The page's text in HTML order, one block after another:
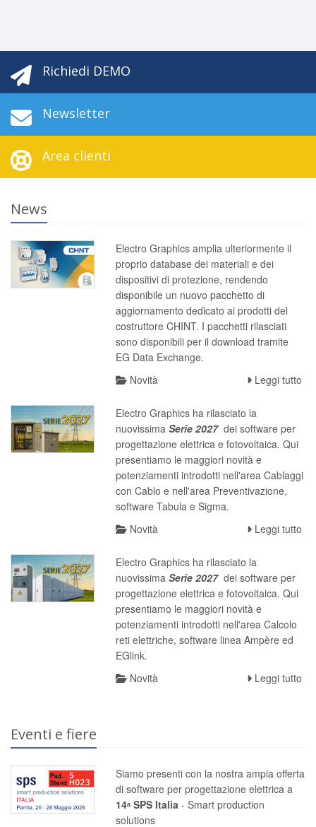
Richiedi DEMO
Newsletter
Area clienti
News
Electro Graphics amplia ulteriormente il
proprio database dei materiali e dei
dispositivi di protezione, rendendo
disponibile un nuovo pacchetto di
aggiornamento dedicato ai prodotti del
costruttore CHINT. I pacchetti rilasciati
sono disponibili per il download tramite
EG Data Exchange.
Novità
Leggi tutto
Electro Graphics ha rilasciato la
nuovissimaSerie 2027 dei software per
progettazione elettrica e fotovoltaica. Qui
presentiamo le maggiori novità e
potenziamenti introdotti nell'area Cablaggi
con Cablo e nell'area Preventivazione,
software Tabula e Sigma.
Novità
Leggi tutto
Electro Graphics ha rilasciato la
nuovissimaSerie 2027dei software per
progettazione elettrica e fotovoltaica. Qui
presentiamo le maggiori novità e
potenziamenti introdotti nell'area Calcolo
reti elettriche, software linea Ampère ed
EGlink.
Novità
Leggi tutto
Eventi e fiere
Siamo presenti con la nostra ampia offerta
di software per progettazione elettrica a
14ᵃ SPS Italia - Smart production
solutions